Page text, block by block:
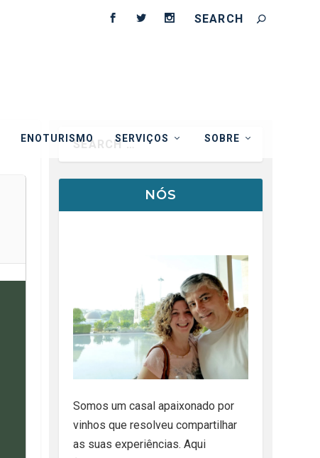
ENOTURISMO SERVIÇOS SOBRE
NÓS
Somos um casal apaixonado por
vinhos que resolveu compartilhar
as suas experiências. Aqui